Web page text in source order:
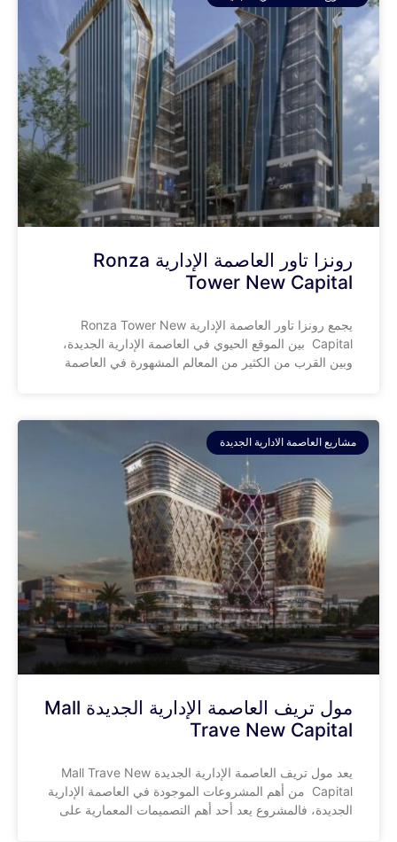
رونزا تاور العاصمة الإدارية Ronza
Tower New Capital
يجمع رونزا تاور العاصمة الإدارية Ronza Tower New
Capital بين الموقع الحيوي في العاصمة الإدارية الجديدة،
وبين القرب من الكثير من المعالم المشهورة في العاصمة
مشاريع العاصمة الادارية الجديدة
مول تريف العاصمة الإدارية الجديدة Mall
Trave New Capital
يعد مول تريف العاصمة الإدارية الجديدة Mall Trave New
Capital من أهم المشروعات الموجودة في العاصمة الإدارية
الجديدة، فالمشروع يعد أحد أهم التصميمات المعمارية على